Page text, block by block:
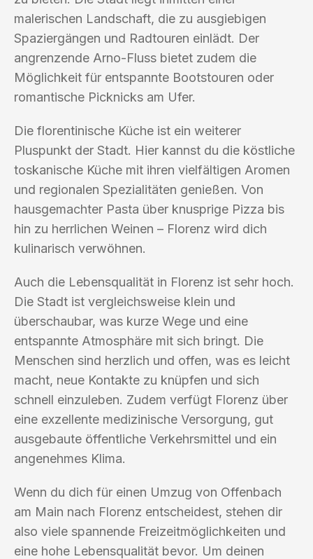
malerischen Landschaft, die zu ausgiebigen
Spaziergängen und Radtouren einlädt. Der
angrenzende Arno-Fluss bietet zudem die
Möglichkeit für entspannte Bootstouren oder
romantische Picknicks am Ufer.
Die florentinische Küche ist ein weiterer
Pluspunkt der Stadt. Hier kannst du die köstliche
toskanische Küche mit ihren vielfältigen Aromen
und regionalen Spezialitäten genießen. Von
hausgemachter Pasta über knusprige Pizza bis
hin zu herrlichen Weinen – Florenz wird dich
kulinarisch verwöhnen.
Auch die Lebensqualität in Florenz ist sehr hoch.
Die Stadt ist vergleichsweise klein und
überschaubar, was kurze Wege und eine
entspannte Atmosphäre mit sich bringt. Die
Menschen sind herzlich und offen, was es leicht
macht, neue Kontakte zu knüpfen und sich
schnell einzuleben. Zudem verfügt Florenz über
eine exzellente medizinische Versorgung, gut
ausgebaute öffentliche Verkehrsmittel und ein
angenehmes Klima.
Wenn du dich für einen Umzug von Offenbach
am Main nach Florenz entscheidest, stehen dir
also viele spannende Freizeitmöglichkeiten und
eine hohe Lebensqualität bevor. Um deinen